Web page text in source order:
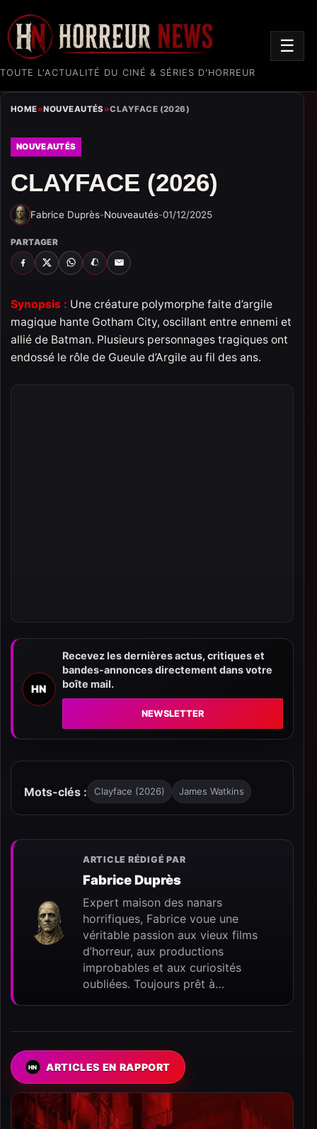
TOUTE L'ACTUALITÉ DU CINÉ & SÉRIES D'HORREUR
☰
HOME»NOUVEAUTÉS»CLAYFACE (2026)
NOUVEAUTÉS
CLAYFACE (2026)
Fabrice Duprès-Nouveautés-01/12/2025
PARTAGER
FACEBOOK
X WHATSAPP
SNAPCHAT
EMAIL
Synopsis : Une créature polymorphe faite d’argile
magique hante Gotham City, oscillant entre ennemi et
allié de Batman. Plusieurs personnages tragiques ont
endossé le rôle de Gueule d’Argile au fil des ans.
HN
Recevez les dernières actus, critiques et
bandes-annonces directement dans votre
boîte mail.
NEWSLETTER
Mots-clés : Clayface (2026) James Watkins
ARTICLE RÉDIGÉ PAR
Fabrice Duprès
Expert maison des nanars
horrifiques, Fabrice voue une
véritable passion aux vieux films
d’horreur, aux productions
improbables et aux curiosités
oubliées. Toujours prêt à…
ARTICLES EN RAPPORT